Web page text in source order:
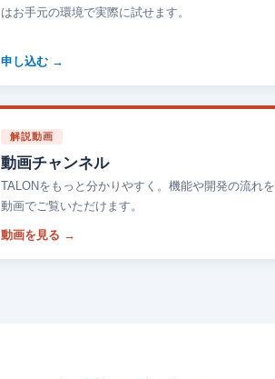
はお手元の環境で実際に試せます。
申し込む
解説動画
動画チャンネル
TALONをもっと分かりやすく。機能や開発の流れを
動画でご覧いただけます。
動画を見る